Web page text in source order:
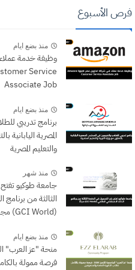
فرص الأسبوع
منذ بضع ايام
وظيفة خدمة
Service
Associate Job
منذ بضع ايام
برنامج تدريبي
المصرية اليابانية
والتعليم المصرية
منذ شهر
جامعة طوكيو
الثالثة من برنامج
(GCI World) مجانًا
منذ بضع ايام
فرصة ممولة